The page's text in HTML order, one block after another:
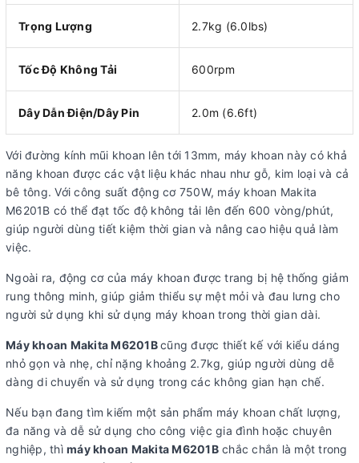
Trọng Lượng 2.7kg (6.0lbs)
Tốc Độ Không Tải 600rpm
Dây Dẫn Điện/Dây Pin 2.0m (6.6ft)
Với đường kính mũi khoan lên tới 13mm, máy khoan này có khả
năng khoan được các vật liệu khác nhau như gỗ, kim loại và cả
bê tông. Với công suất động cơ 750W, máy khoan Makita
M6201B có thể đạt tốc độ không tải lên đến 600 vòng/phút,
giúp người dùng tiết kiệm thời gian và nâng cao hiệu quả làm
việc.
Ngoài ra, động cơ của máy khoan được trang bị hệ thống giảm
rung thông minh, giúp giảm thiểu sự mệt mỏi và đau lưng cho
người sử dụng khi sử dụng máy khoan trong thời gian dài.
Máy khoan Makita M6201Bcũng được thiết kế với kiểu dáng
nhỏ gọn và nhẹ, chỉ nặng khoảng 2.7kg, giúp người dùng dễ
dàng di chuyển và sử dụng trong các không gian hạn chế.
Nếu bạn đang tìm kiếm một sản phẩm máy khoan chất lượng,
đa năng và dễ sử dụng cho công việc gia đình hoặc chuyên
nghiệp, thì máy khoan Makita M6201Bchắc chắn là một trong